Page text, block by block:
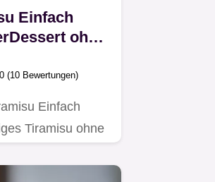
Einfach
ohne
(10 Bewertungen)
Einfach
Tiramisu ohne